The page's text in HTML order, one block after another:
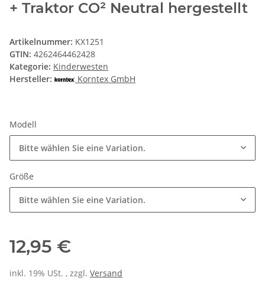
+ Traktor CO² Neutral hergestellt
Artikelnummer: KX1251
GTIN: 4262464462428
Kategorie: Kinderwesten
Hersteller:
Korntex GmbH
Modell
Bitte wählen Sie eine Variation.
Größe
Bitte wählen Sie eine Variation.
12,95 €
inkl. 19% USt. , zzgl. Versand